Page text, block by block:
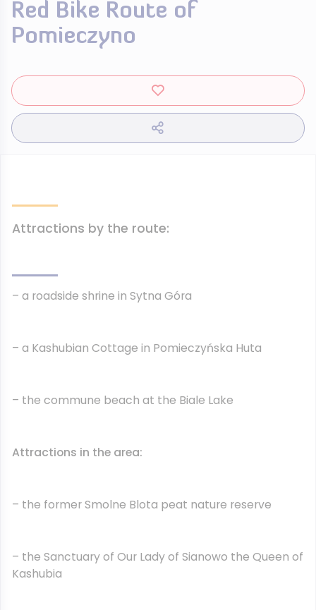
Red Bike Route of
Pomieczyno
Attractions by the route:
– a roadside shrine in Sytna Góra
– a Kashubian Cottage in Pomieczyńska Huta
– the commune beach at the Biale Lake
Attractions in the area:
– the former Smolne Blota peat nature reserve
– the Sanctuary of Our Lady of Sianowo the Queen of
Kashubia